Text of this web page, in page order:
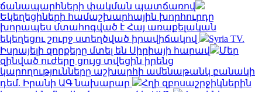
ճանապարհների փակման պատճառով
Եկեղեցիների համաշխարհային խորհուրդը
խորապես մտահոգված է Հայ առաքելական
եկեղեցու շուրջ ստեղծված իրավիճակով
Syria TV.
Իսրայելի զորքերը մտել են Սիրիայի հարավ
Մեր
զինված ուժերը ցույց տվեցին իրենց
կարողությունները աշխարհի ամենաթանկ բանակի
դեմ. Իրանի ԱԳ նախարար
Հղի զբոսաշրջիկներին